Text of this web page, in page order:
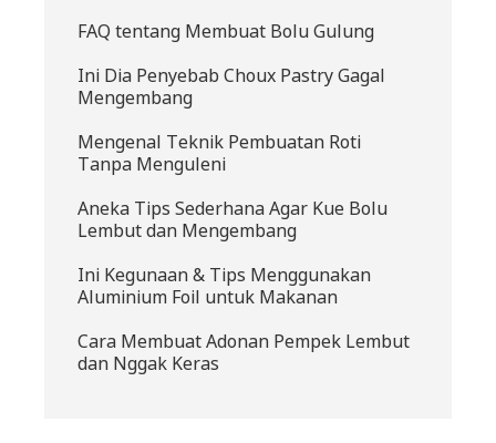
FAQ tentang Membuat Bolu Gulung
Ini Dia Penyebab Choux Pastry Gagal
Mengembang
Mengenal Teknik Pembuatan Roti
Tanpa Menguleni
Aneka Tips Sederhana Agar Kue Bolu
Lembut dan Mengembang
Ini Kegunaan & Tips Menggunakan
Aluminium Foil untuk Makanan
Cara Membuat Adonan Pempek Lembut
dan Nggak Keras